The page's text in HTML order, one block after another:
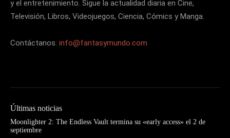
y el entretenimiento. Sigue la actualidad diaria en Cine,
Televisión, Libros, Videojuegos, Ciencia, Cómics y Manga.
Contáctanos: info@fantasymundo.com
Últimas noticias
Moonlighter 2: The Endless Vault termina su «early access» el 2 de
septiembre